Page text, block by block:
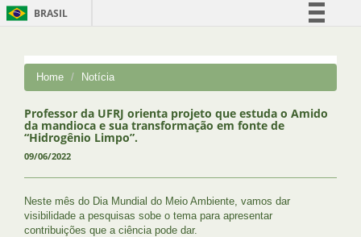
BRASIL
Comunica BR
Acesso à informação
Home Notícia
Professor da UFRJ orienta projeto que estuda o Amido
da mandioca e sua transformação em fonte de
“Hidrogênio Limpo”.
09/06/2022
Neste mês do Dia Mundial do Meio Ambiente, vamos dar
visibilidade a pesquisas sobe o tema para apresentar
contribuições que a ciência pode dar.